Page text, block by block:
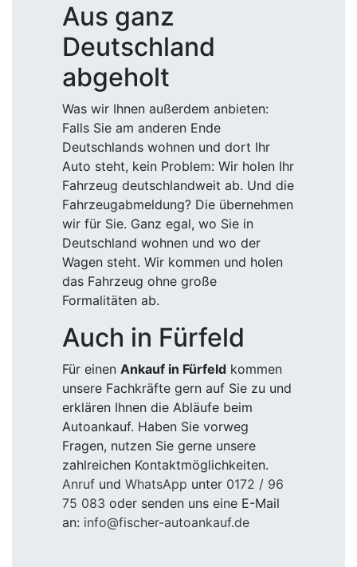
Aus ganz
Deutschland
abgeholt
Was wir Ihnen außerdem anbieten:
Falls Sie am anderen Ende
Deutschlands wohnen und dort Ihr
Auto steht, kein Problem: Wir holen Ihr
Fahrzeug deutschlandweit ab. Und die
Fahrzeugabmeldung? Die übernehmen
wir für Sie. Ganz egal, wo Sie in
Deutschland wohnen und wo der
Wagen steht. Wir kommen und holen
das Fahrzeug ohne große
Formalitäten ab.
Auch in Fürfeld
Für einen Ankauf in Fürfeld kommen
unsere Fachkräfte gern auf Sie zu und
erklären Ihnen die Abläufe beim
Autoankauf. Haben Sie vorweg
Fragen, nutzen Sie gerne unsere
zahlreichen Kontaktmöglichkeiten.
Anruf und WhatsApp unter 0172 / 96
75 083 oder senden uns eine E-Mail
an: info@fischer-autoankauf.de